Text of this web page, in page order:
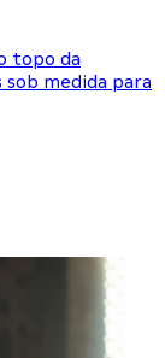
topo da
medida para